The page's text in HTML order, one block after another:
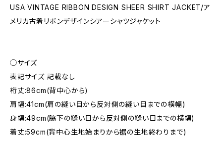
USA VINTAGE RIBBON DESIGN SHEER SHIRT JACKET/ア
メリカ古着リボンデザインシアーシャツジャケット
◯サイズ
表記サイズ 記載なし
裄丈:86cm(背中心から)
肩幅:41cm(肩の縫い目から反対側の縫い目までの横幅)
身幅:49cm(脇下の縫い目から反対側の縫い目までの横幅)
着丈:59cm(背中心生地始まりから裾の生地終わりまで)